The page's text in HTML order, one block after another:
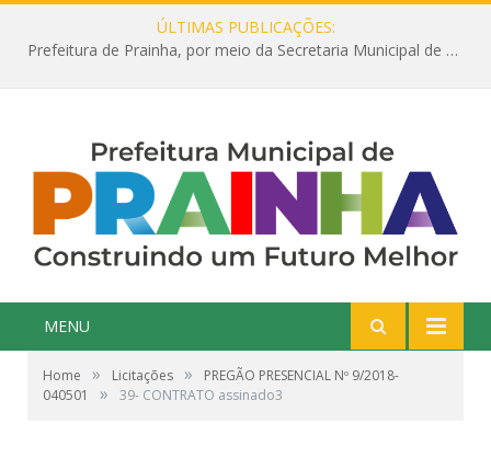
ÚLTIMAS PUBLICAÇÕES:
Prefeitura de Prainha, por meio da Secretaria Municipal de Educação, abre 354 vagas na área da Educação para 2025 com processo seletivo simplificado
MENU
Home » Licitações »
PREGÃO PRESENCIAL Nº 9/2018-
040501
» 39- CONTRATO assinado3